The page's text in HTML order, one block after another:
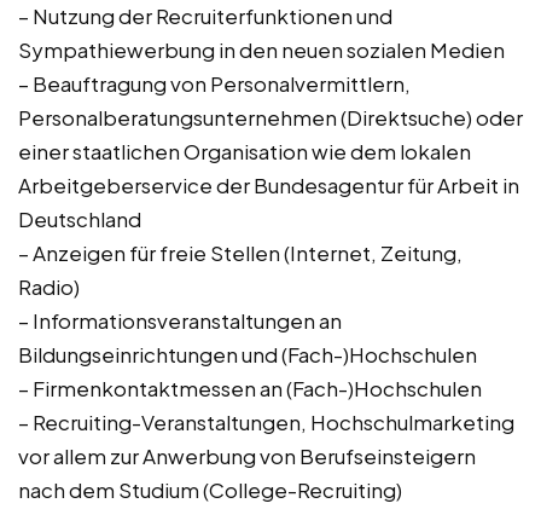
– Nutzung der Recruiterfunktionen und
Sympathiewerbung in den neuen sozialen Medien
– Beauftragung von Personalvermittlern,
Personalberatungsunternehmen (Direktsuche) oder
einer staatlichen Organisation wie dem lokalen
Arbeitgeberservice der Bundesagentur für Arbeit in
Deutschland
– Anzeigen für freie Stellen (Internet, Zeitung,
Radio)
– Informationsveranstaltungen an
Bildungseinrichtungen und (Fach-)Hochschulen
– Firmenkontaktmessen an (Fach-)Hochschulen
– Recruiting-Veranstaltungen, Hochschulmarketing
vor allem zur Anwerbung von Berufseinsteigern
nach dem Studium (College-Recruiting)